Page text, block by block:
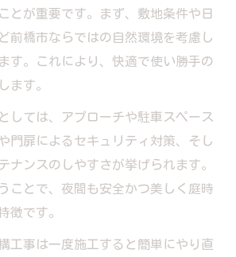
とが重要です。まず、敷地条件や日
前橋市ならではの自然環境を考慮し
す。これにより、快適で使い勝手の
ます。
しては、アプローチや駐車スペース
門扉によるセキュリティ対策、そし
ナンスのしやすさが挙げられます。
ことで、夜間も安全かつ美しく庭時
徴です。
工事は一度施工すると簡単にやり直